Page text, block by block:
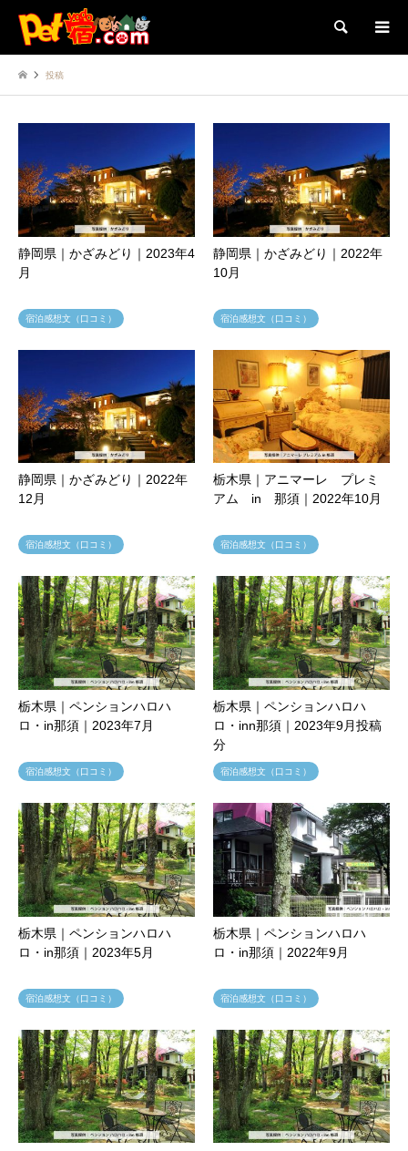
検索
投稿
静岡県｜かざみどり｜2023年4
月
宿泊感想文（口コミ）
静岡県｜かざみどり｜2022年
10月
宿泊感想文（口コミ）
静岡県｜かざみどり｜2022年
12月
宿泊感想文（口コミ）
栃木県｜アニマーレ プレミ
アム in 那須｜2022年10月
宿泊感想文（口コミ）
栃木県｜ペンションハロハ
ロ・in那須｜2023年7月
宿泊感想文（口コミ）
栃木県｜ペンションハロハ
ロ・inn那須｜2023年9月投稿
分
宿泊感想文（口コミ）
栃木県｜ペンションハロハ
ロ・in那須｜2023年5月
宿泊感想文（口コミ）
栃木県｜ペンションハロハ
ロ・in那須｜2022年9月
宿泊感想文（口コミ）